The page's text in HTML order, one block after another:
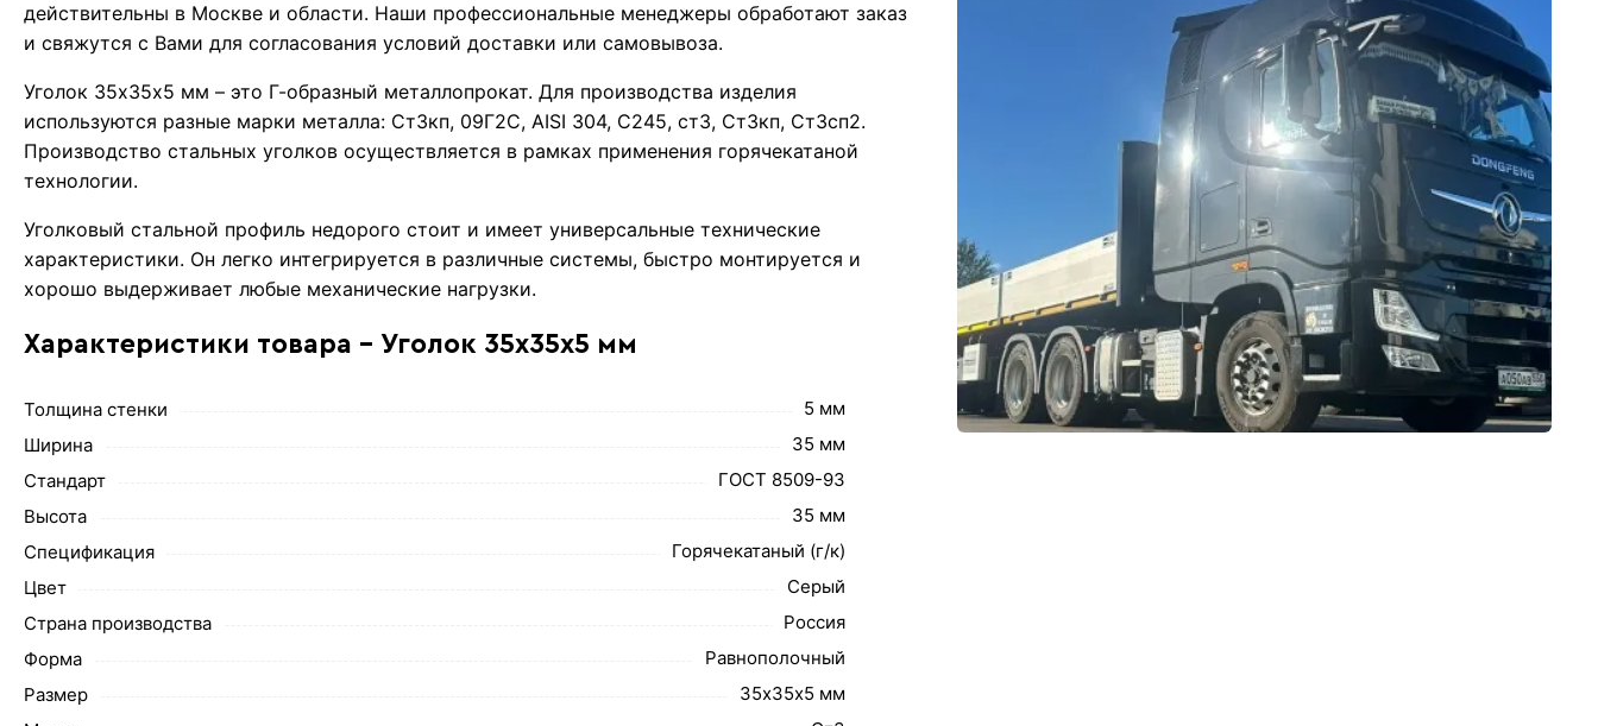
действительны в Москве и области. Наши профессиональные менеджеры обработают заказ
и свяжутся с Вами для согласования условий доставки или самовывоза.
Уголок 35х35х5 мм – это Г-образный металлопрокат. Для производства изделия
используются разные марки металла: Ст3кп, 09Г2С, AISI 304, С245, ст3, Ст3кп, Ст3сп2.
Производство стальных уголков осуществляется в рамках применения горячекатаной
технологии.
Уголковый стальной профиль недорого стоит и имеет универсальные технические
характеристики. Он легко интегрируется в различные системы, быстро монтируется и
хорошо выдерживает любые механические нагрузки.
Характеристики товара - Уголок 35х35х5 мм
Толщина стенки
5 мм
Ширина
35 мм
Стандарт
ГОСТ 8509-93
Высота
35 мм
Спецификация
Горячекатаный (г/к)
Цвет
Серый
Страна производства
Россия
Форма
Равнополочный
Размер
35х35х5 мм